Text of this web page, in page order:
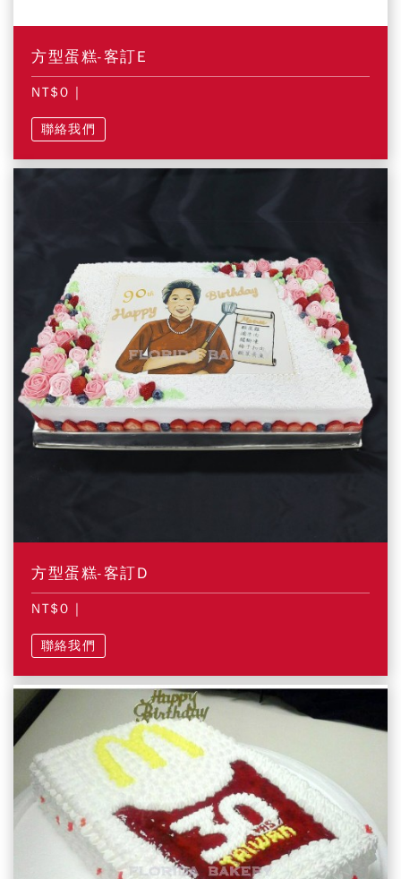
方型蛋糕-客訂E
NT$0 |
聯絡我們
方型蛋糕-客訂D
NT$0 |
聯絡我們